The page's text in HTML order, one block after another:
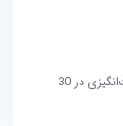
به دهه چهارم زندگی خود خوش آمدید! اتفاقات شگفت‌انگیزی در 30